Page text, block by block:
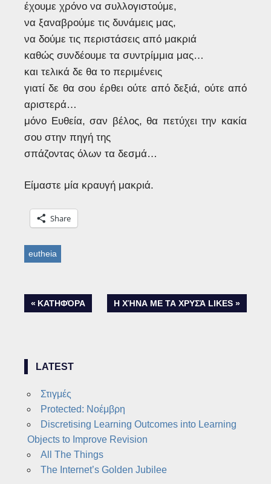
έχουμε χρόνο να συλλογιστούμε,
να ξαναβρούμε τις δυνάμεις μας,
να δούμε τις περιστάσεις από μακριά
καθώς συνδέουμε τα συντρίμμια μας…
και τελικά δε θα το περιμένεις
γιατί δε θα σου έρθει ούτε από δεξιά, ούτε από
αριστερά…
μόνο Ευθεία, σαν βέλος, θα πετύχει την κακία
σου στην πηγή της
σπάζοντας όλων τα δεσμά…
Είμαστε μία κραυγή μακριά.
Share
eutheia
Post
PREVIOUS
ΚΑΤΗΦΌΡΑ
NEXT
Η ΧΉΝΑ ΜΕ ΤΑ ΧΡΥΣΆ LIKES
LATEST
Στιγμές
Protected: Νοέμβρη
Discretising Learning Outcomes into Learning
Objects to Improve Revision
All The Things
The Internet’s Golden Jubilee